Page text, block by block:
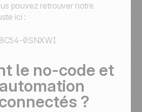
pouvez retrouver notre
ici :
0SNXWI
le no-code et
?